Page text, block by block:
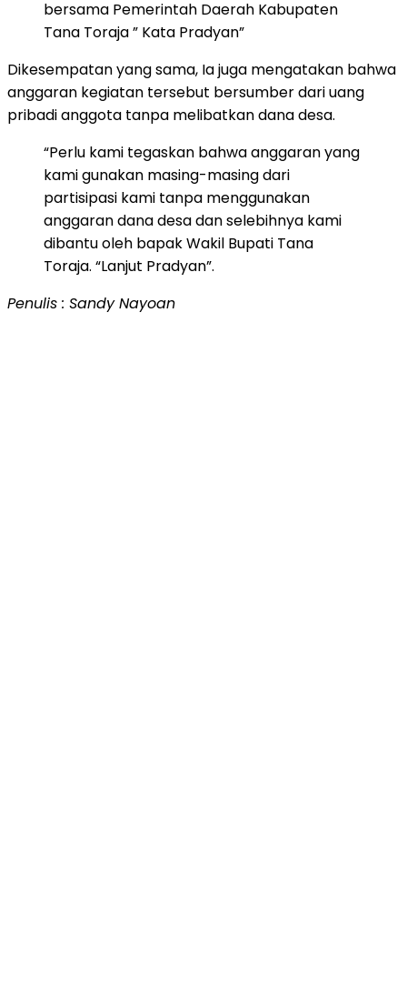
bersama Pemerintah Daerah Kabupaten
Tana Toraja ” Kata Pradyan”
Dikesempatan yang sama, Ia juga mengatakan bahwa
anggaran kegiatan tersebut bersumber dari uang
pribadi anggota tanpa melibatkan dana desa.
“Perlu kami tegaskan bahwa anggaran yang
kami gunakan masing-masing dari
partisipasi kami tanpa menggunakan
anggaran dana desa dan selebihnya kami
dibantu oleh bapak Wakil Bupati Tana
Toraja. “Lanjut Pradyan”.
Penulis : Sandy Nayoan